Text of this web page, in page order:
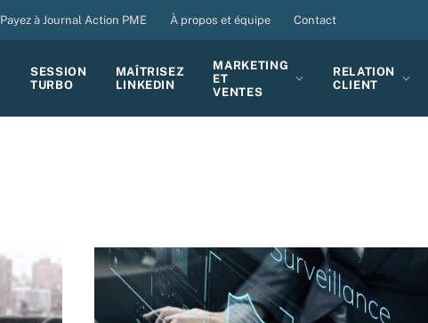
Payez à Journal Action PME À propos et équipe Contact
SESSION
TURBO
MAÎTRISEZ
LINKEDIN
MARKETING
ET
VENTES
RELATION
CLIENT